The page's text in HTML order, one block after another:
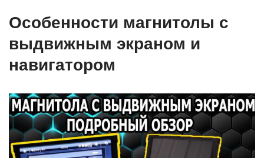
Особенности магнитолы с
выдвижным экраном и
навигатором